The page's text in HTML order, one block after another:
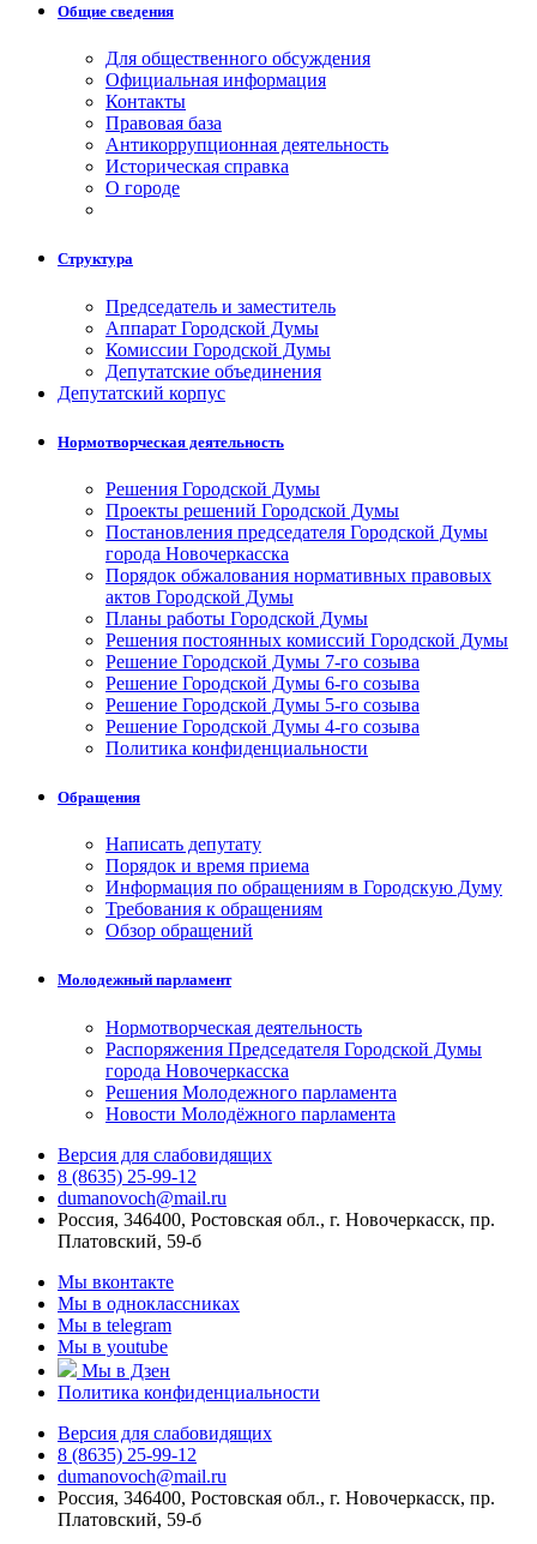
Общие сведения
Для общественного обсуждения
Официальная информация
Контакты
Правовая база
Антикоррупционная деятельность
Историческая справка
О городе
Структура
Председатель и заместитель
Аппарат Городской Думы
Комиссии Городской Думы
Депутатские объединения
Депутатский корпус
Нормотворческая деятельность
Решения Городской Думы
Проекты решений Городской Думы
Постановления председателя Городской Думы
города Новочеркасска
Порядок обжалования нормативных правовых
актов Городской Думы
Планы работы Городской Думы
Решения постоянных комиссий Городской Думы
Решение Городской Думы 7-го созыва
Решение Городской Думы 6-го созыва
Решение Городской Думы 5-го созыва
Решение Городской Думы 4-го созыва
Политика конфиденциальности
Обращения
Написать депутату
Порядок и время приема
Информация по обращениям в Городскую Думу
Требования к обращениям
Обзор обращений
Молодежный парламент
Нормотворческая деятельность
Распоряжения Председателя Городской Думы
города Новочеркасска
Решения Молодежного парламента
Новости Молодёжного парламента
Версия для слабовидящих
8 (8635) 25-99-12
dumanovoch@mail.ru
Россия, 346400, Ростовская обл., г. Новочеркасск, пр.
Платовский, 59-б
Мы вконтакте
Мы в одноклассниках
Мы в telegram
Мы в youtube
Мы в Дзен
Политика конфиденциальности
Версия для слабовидящих
8 (8635) 25-99-12
dumanovoch@mail.ru
Россия, 346400, Ростовская обл., г. Новочеркасск, пр.
Платовский, 59-б